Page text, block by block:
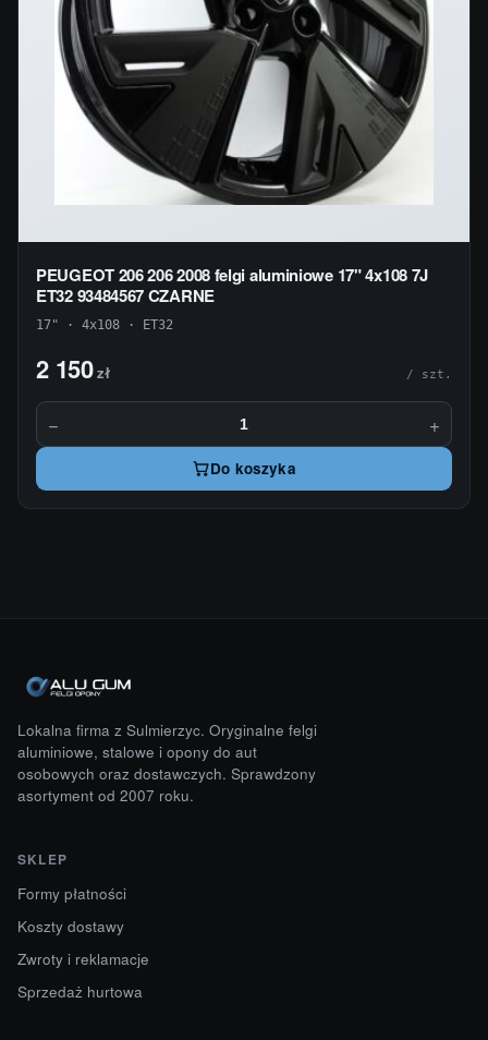
PEUGEOT 206 206 2008 felgi aluminiowe 17" 4x108 7J
ET32 93484567 CZARNE
17" · 4x108 · ET32
2 150zł / szt.
− +
Do koszyka
Lokalna firma z Sulmierzyc. Oryginalne felgi
aluminiowe, stalowe i opony do aut
osobowych oraz dostawczych. Sprawdzony
asortyment od 2007 roku.
SKLEP
Formy płatności
Koszty dostawy
Zwroty i reklamacje
Sprzedaż hurtowa